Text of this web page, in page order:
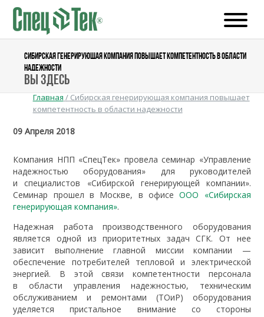
СИБИРСКАЯ ГЕНЕРИРУЮЩАЯ КОМПАНИЯ ПОВЫШАЕТ КОМПЕТЕНТНОСТЬ В ОБЛАСТИ
НАДЕЖНОСТИ
Вы здесь
Главная / Сибирская генерирующая компания повышает
компетентность в области надежности
09 Апреля 2018
Компания НПП «СпецТек» провела семинар «Управление
надежностью оборудования» для руководителей
и специалистов «Сибирской генерирующей компании».
Семинар прошел в Москве, в офисеООО «Сибирская
генерирующая компания».
Надежная работа производственного оборудования
является одной из приоритетных задач СГК. От нее
зависит выполнение главной миссии компании —
обеспечение потребителей тепловой и электрической
энергией. В этой связи компетентности персонала
в области управления надежностью, техническим
обслуживанием и ремонтами (ТОиР) оборудования
уделяется пристальное внимание со стороны